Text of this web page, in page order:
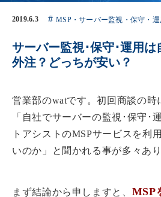
2019.6.3 MSP・サーバー監視・保守・運
サーバー監視･保守･運用は
外注？どっちが安い？
営業部のwatです。初回商談の時
「自社でサーバーの監視･保守･
トアシストのMSPサービスを利
いのか」と聞かれる事が多々あり
まず結論から申しますと、 MSP